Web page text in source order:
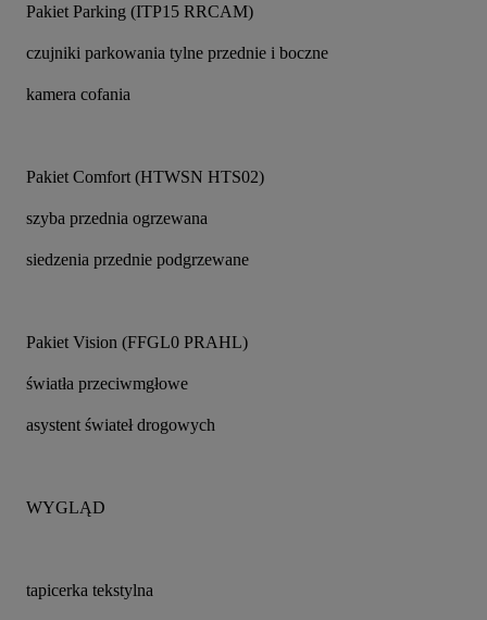
Pakiet Parking (ITP15 RRCAM)
czujniki parkowania tylne przednie i boczne
kamera cofania
Pakiet Comfort (HTWSN HTS02)
szyba przednia ogrzewana
siedzenia przednie podgrzewane
Pakiet Vision (FFGL0 PRAHL)
światła przeciwmgłowe
asystent świateł drogowych
WYGLĄD
tapicerka tekstylna